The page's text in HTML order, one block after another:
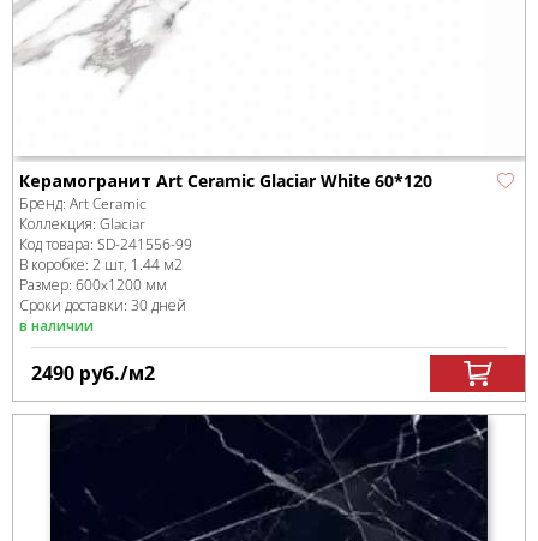
Керамогранит Art Ceramic Glaciar White 60*120
Бренд: Art Ceramic
Коллекция: Glaciar
Код товара: SD-241556-99
В коробке: 2 шт, 1.44 м2
Размер: 600x1200 мм
Сроки доставки: 30 дней
в наличии
2490 руб./м2